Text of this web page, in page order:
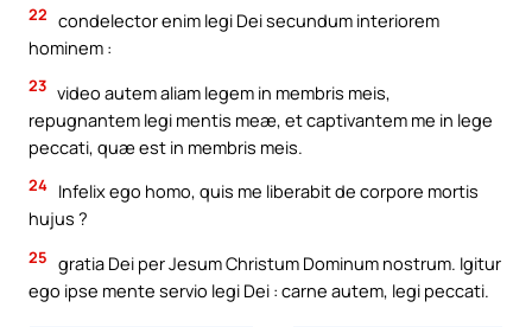
22 condelector enim legi Dei secundum interiorem
hominem :
23 video autem aliam legem in membris meis,
repugnantem legi mentis meæ, et captivantem me in lege
peccati, quæ est in membris meis.
24 Infelix ego homo, quis me liberabit de corpore mortis
hujus ?
25 gratia Dei per Jesum Christum Dominum nostrum. Igitur
ego ipse mente servio legi Dei : carne autem, legi peccati.